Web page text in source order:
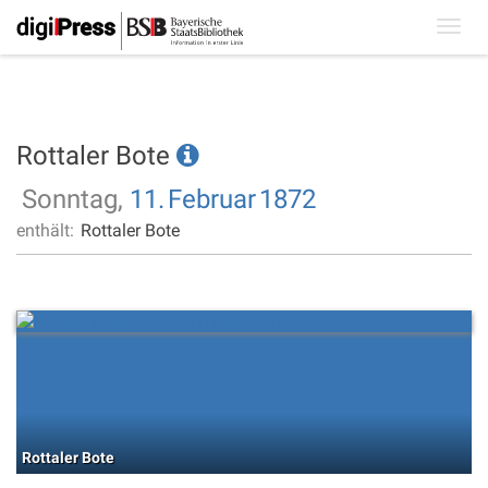
Rottaler Bote
Sonntag, 11. Februar1872
enthält: Rottaler Bote
Rottaler Bote